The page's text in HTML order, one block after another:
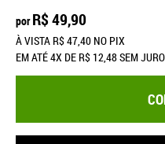
por R$ 49,90
À VISTA R$ 47,40 NO PIX
EM ATÉ4X DE R$ 12,48SEM